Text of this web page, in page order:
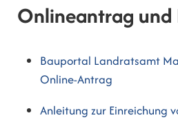
Onlineantrag und
Bauportal Landratsamt
Online-Antrag
Anleitung zur Einreichung